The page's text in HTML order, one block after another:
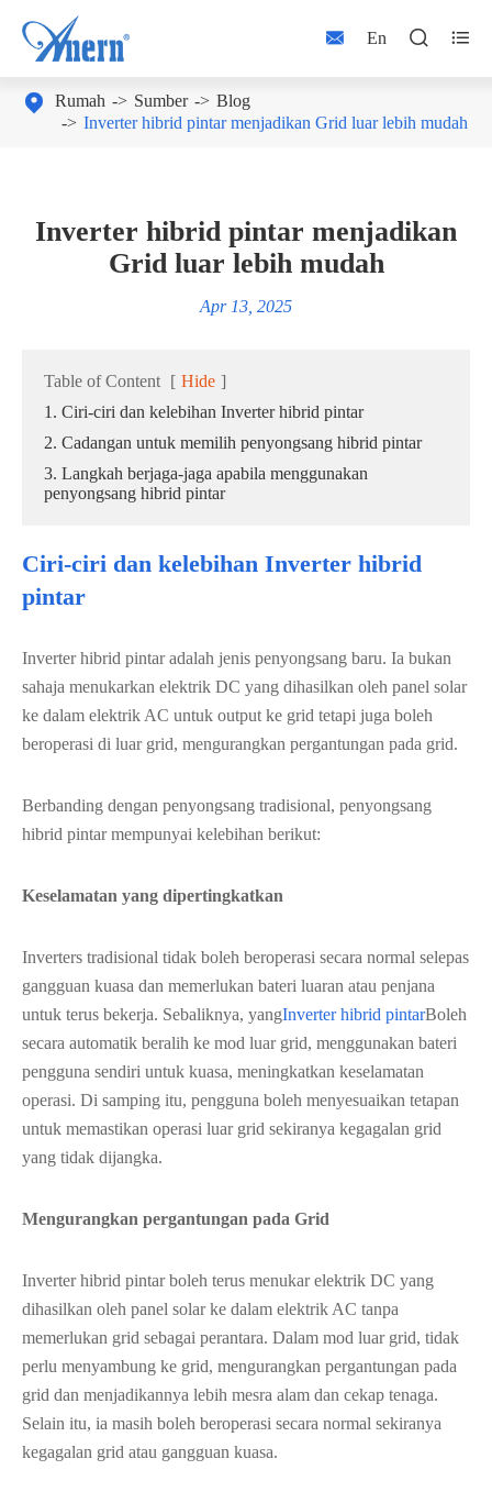
 En  
 Rumah Sumber
Blog
Inverter hibrid pintar menjadikan Grid luar lebih mudah
Inverter hibrid pintar menjadikan
Grid luar lebih mudah
Apr 13, 2025
Table of Content [ Hide ]
1. Ciri-ciri dan kelebihan Inverter hibrid pintar
2. Cadangan untuk memilih penyongsang hibrid pintar
3. Langkah berjaga-jaga apabila menggunakan
penyongsang hibrid pintar
Ciri-ciri dan kelebihan Inverter hibrid
pintar
Inverter hibrid pintar adalah jenis penyongsang baru. Ia bukan
sahaja menukarkan elektrik DC yang dihasilkan oleh panel solar
ke dalam elektrik AC untuk output ke grid tetapi juga boleh
beroperasi di luar grid, mengurangkan pergantungan pada grid.
Berbanding dengan penyongsang tradisional, penyongsang
hibrid pintar mempunyai kelebihan berikut:
Keselamatan yang dipertingkatkan
Inverters tradisional tidak boleh beroperasi secara normal selepas
gangguan kuasa dan memerlukan bateri luaran atau penjana
untuk terus bekerja. Sebaliknya, yangInverter hibrid pintarBoleh
secara automatik beralih ke mod luar grid, menggunakan bateri
pengguna sendiri untuk kuasa, meningkatkan keselamatan
operasi. Di samping itu, pengguna boleh menyesuaikan tetapan
untuk memastikan operasi luar grid sekiranya kegagalan grid
yang tidak dijangka.
Mengurangkan pergantungan pada Grid
Inverter hibrid pintar boleh terus menukar elektrik DC yang
dihasilkan oleh panel solar ke dalam elektrik AC tanpa
memerlukan grid sebagai perantara. Dalam mod luar grid, tidak
perlu menyambung ke grid, mengurangkan pergantungan pada
grid dan menjadikannya lebih mesra alam dan cekap tenaga.
Selain itu, ia masih boleh beroperasi secara normal sekiranya
kegagalan grid atau gangguan kuasa.